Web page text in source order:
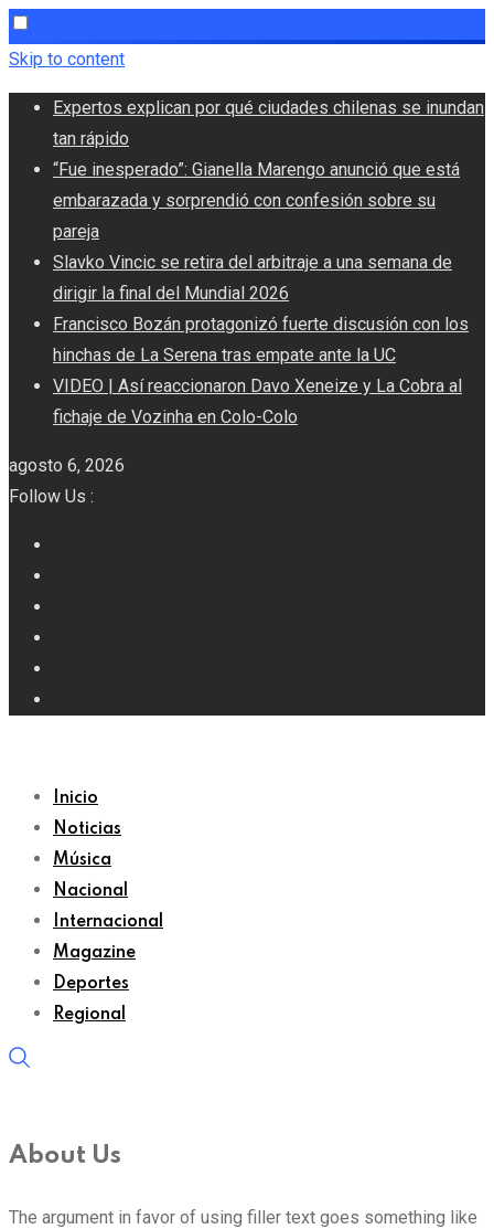
Skip to content
Expertos explican por qué ciudades chilenas se inundan
tan rápido
“Fue inesperado”: Gianella Marengo anunció que está
embarazada y sorprendió con confesión sobre su
pareja
Slavko Vincic se retira del arbitraje a una semana de
dirigir la final del Mundial 2026
Francisco Bozán protagonizó fuerte discusión con los
hinchas de La Serena tras empate ante la UC
VIDEO | Así reaccionaron Davo Xeneize y La Cobra al
fichaje de Vozinha en Colo-Colo
agosto 6, 2026
Follow Us :
Inicio
Noticias
Música
Nacional
Internacional
Magazine
Deportes
Regional
About Us
The argument in favor of using filler text goes something like